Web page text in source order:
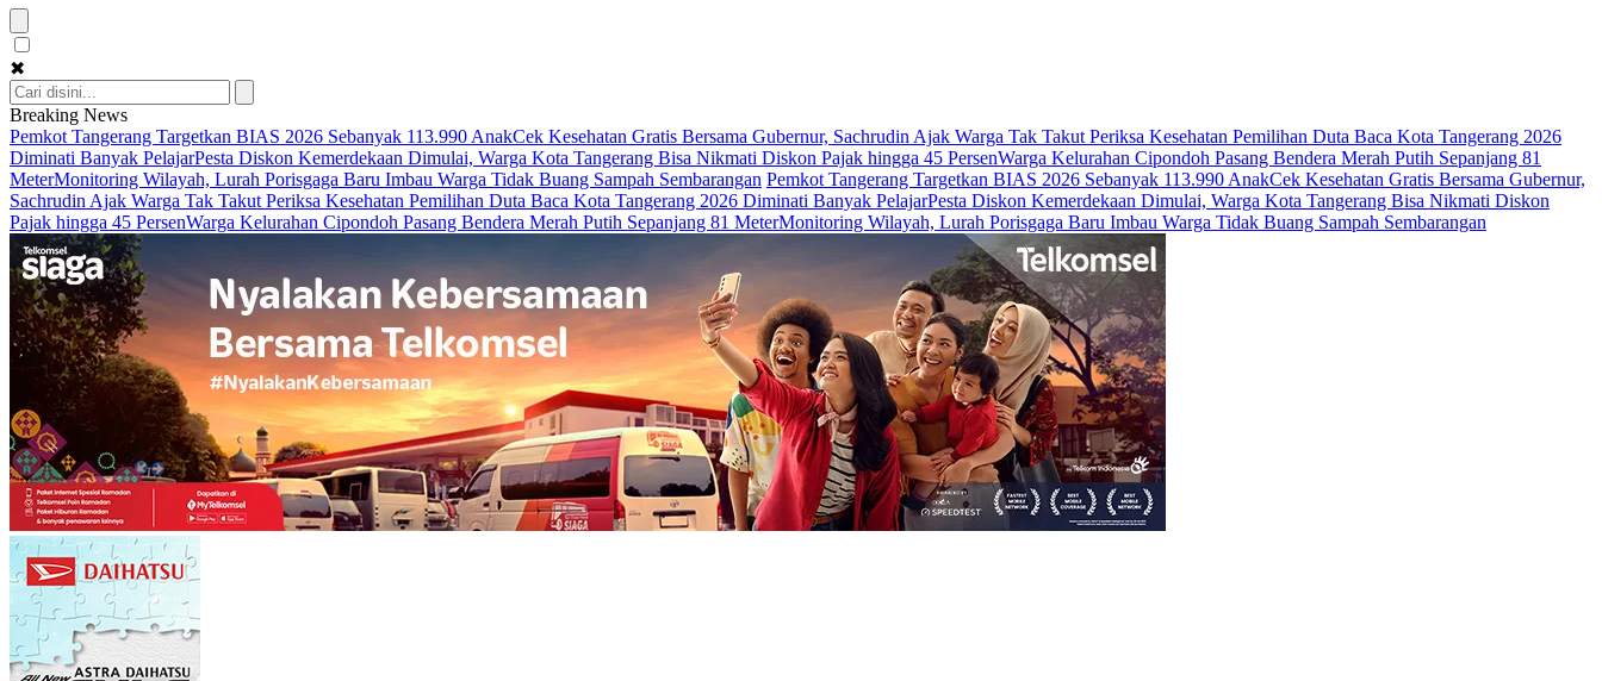
✖
Breaking News
Pemkot Tangerang Targetkan BIAS 2026 Sebanyak 113.990 AnakCek Kesehatan Gratis Bersama Gubernur, Sachrudin Ajak Warga Tak Takut Periksa Kesehatan Pemilihan Duta Baca Kota Tangerang 2026
Diminati Banyak PelajarPesta Diskon Kemerdekaan Dimulai, Warga Kota Tangerang Bisa Nikmati Diskon Pajak hingga 45 PersenWarga Kelurahan Cipondoh Pasang Bendera Merah Putih Sepanjang 81
MeterMonitoring Wilayah, Lurah Porisgaga Baru Imbau Warga Tidak Buang Sampah Sembarangan Pemkot Tangerang Targetkan BIAS 2026 Sebanyak 113.990 AnakCek Kesehatan Gratis Bersama Gubernur,
Sachrudin Ajak Warga Tak Takut Periksa Kesehatan Pemilihan Duta Baca Kota Tangerang 2026 Diminati Banyak PelajarPesta Diskon Kemerdekaan Dimulai, Warga Kota Tangerang Bisa Nikmati Diskon
Pajak hingga 45 PersenWarga Kelurahan Cipondoh Pasang Bendera Merah Putih Sepanjang 81 MeterMonitoring Wilayah, Lurah Porisgaga Baru Imbau Warga Tidak Buang Sampah Sembarangan